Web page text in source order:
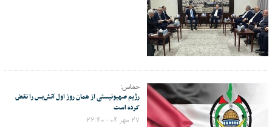
حماس:
رژیم صهیونیستی از همان روز اول آتش‌بس را نقض
کرده است
۲۷ مهر ۰۴ - ۲۲:۴۰